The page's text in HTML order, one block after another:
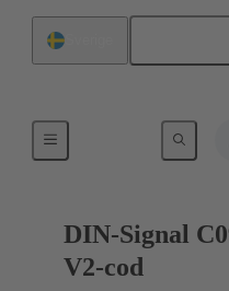
Förbindning
DIN-Signal
V2-cod